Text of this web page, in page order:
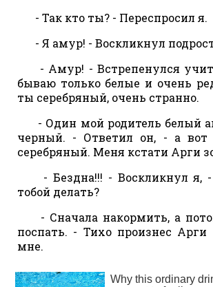
- Так кто ты? - Переспросил я.
- Я амур! - Воскликнул
- Амур! - Встрепенулся
бываю только белые и очень
ты серебряный, очень странно.
- Один мой родитель белый
черный. - Ответил он, - а вот
серебряный. Меня кстати Арги
- Бездна!!! - Воскликнул я,
тобой делать?
- Сначала накормить, а
поспать. - Тихо произнес
мне.